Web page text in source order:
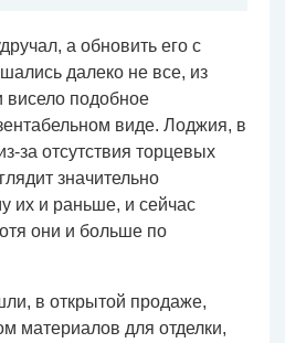
а обновить его с
далеко не все, из
висело подобное
виде. Лоджия, в
за отсутствия торцевых
значительно
их и раньше, и сейчас
они и больше по
в открытой продаже,
материалов для отделки,